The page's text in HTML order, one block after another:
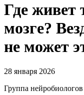
Где живет
мозге?
не может
28 января 2026
Группа